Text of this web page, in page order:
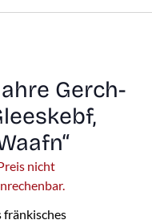
Gerch-
nicht